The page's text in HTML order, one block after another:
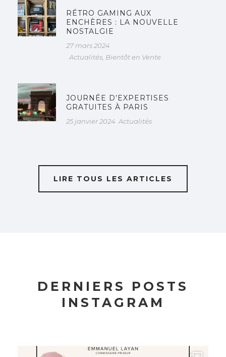
RÉTRO GAMING AUX
ENCHÈRES : LA NOUVELLE
NOSTALGIE
27 mars 2024
Actualités, Bientôt en Vente
JOURNÉE D’EXPERTISES
GRATUITES À PARIS
25 janvier 2024 Actualités
LIRE TOUS LES ARTICLES
DERNIERS POSTS
INSTAGRAM